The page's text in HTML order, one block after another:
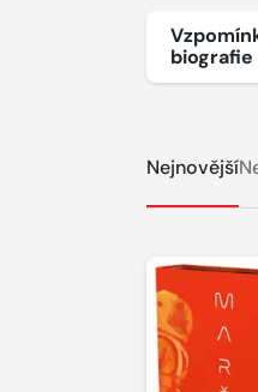
biografie
Nejnovější